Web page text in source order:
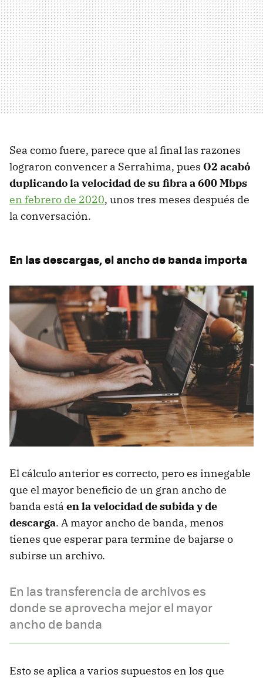
Sea como fuere, parece que al final las razones
lograron convencer a Serrahima, pues O2 acabó
duplicando la velocidad de su fibra a 600 Mbps
en febrero de 2020, unos tres meses después de
la conversación.
En las descargas, el ancho de banda importa
El cálculo anterior es correcto, pero es innegable
que el mayor beneficio de un gran ancho de
banda está en la velocidad de subida y de
descarga. A mayor ancho de banda, menos
tienes que esperar para termine de bajarse o
subirse un archivo.
En las transferencia de archivos es
donde se aprovecha mejor el mayor
ancho de banda
Esto se aplica a varios supuestos en los que